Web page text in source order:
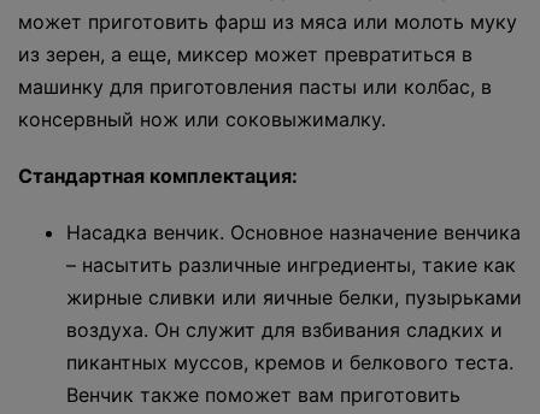
может приготовить фарш из мяса или молоть муку
из зерен, а еще, миксер может превратиться в
машинку для приготовления пасты или колбас, в
консервный нож или соковыжималку.
Стандартная комплектация:
Насадка венчик. Основное назначение венчика
– насытить различные ингредиенты, такие как
жирные сливки или яичные белки, пузырьками
воздуха. Он служит для взбивания сладких и
пикантных муссов, кремов и белкового теста.
Венчик также поможет вам приготовить